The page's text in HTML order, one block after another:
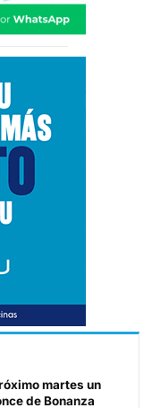
martes un
de Bonanza